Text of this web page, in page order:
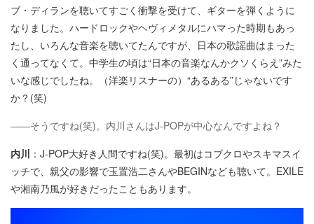
ブ・ディランを聴いてすごく衝撃を受けて、ギターを弾くように
なりました。ハードロックやヘヴィメタルにハマった時期もあっ
たし、いろんな音楽を聴いてたんですが、日本の歌謡曲はまった
く通ってなくて。中学生の頃は“日本の音楽なんかクソくらえ”みた
いな感じでしたね。（洋楽リスナーの）“あるある”じゃないです
か？(笑)
——そうですね(笑)。内川さんはJ-POPが中心なんですよね？
内川 ：J-POP大好き人間ですね(笑)。最初はコブクロやスキマスイ
ッチで、親父の影響で玉置浩二さんやBEGINなども聴いて。EXILE
や湘南乃風が好きだったこともあります。